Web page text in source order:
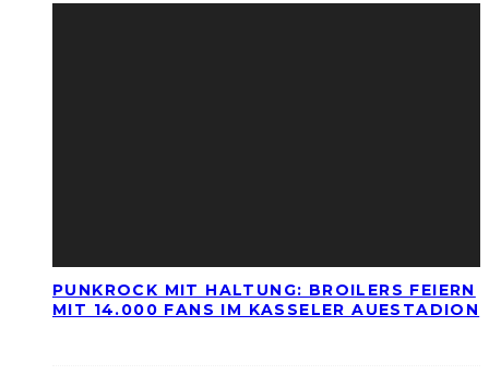
PUNKROCK MIT HALTUNG: BROILERS FEIERN
MIT 14.000 FANS IM KASSELER AUESTADION